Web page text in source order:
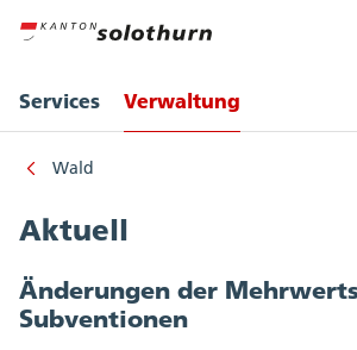
Services Verwaltung
Wald
Aktuell
Änderungen der
Subventionen